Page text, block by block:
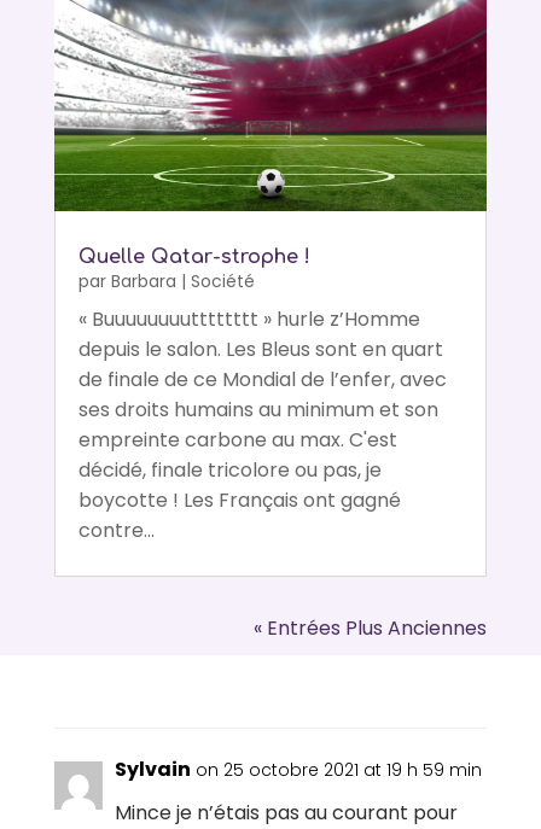
Quelle Qatar-strophe !
par Barbara | Société
« Buuuuuuuutttttttt » hurle z’Homme
depuis le salon. Les Bleus sont en quart
de finale de ce Mondial de l’enfer, avec
ses droits humains au minimum et son
empreinte carbone au max. C'est
décidé, finale tricolore ou pas, je
boycotte ! Les Français ont gagné
contre...
« Entrées Plus Anciennes
Sylvain on 25 octobre 2021 at 19 h 59 min
Mince je n’étais pas au courant pour